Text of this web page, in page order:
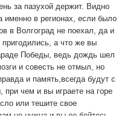
за пазухой держит. Видно
в регионах, если было
в Волгоград не поехал, да и
пригодились, а что же вы
Победы, ведь дождь шел
и совесть не отмыл, но
и память,всегда будут с
чем и вы играете на горе
или тешите свое
не нужна и вы ее бойтесь.